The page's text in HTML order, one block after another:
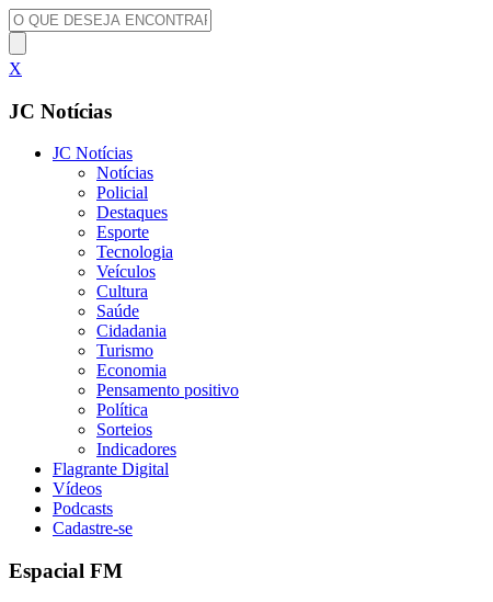
X
JC Notícias
JC Notícias
Notícias
Policial
Destaques
Esporte
Tecnologia
Veículos
Cultura
Saúde
Cidadania
Turismo
Economia
Pensamento positivo
Política
Sorteios
Indicadores
Flagrante Digital
Vídeos
Podcasts
Cadastre-se
Espacial FM